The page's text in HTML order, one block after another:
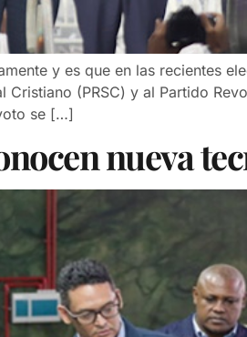
y es que en las recientes
(PRSC) y al Partido
se […]
nueva